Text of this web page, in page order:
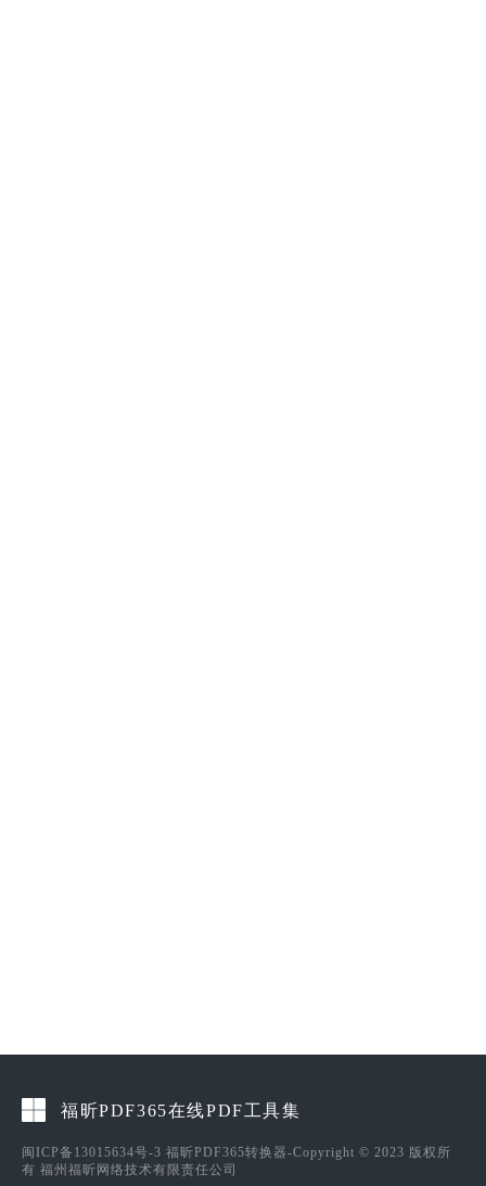
福昕PDF365在线PDF工具集
闽ICP备13015634号-3 福昕PDF365转换器-Copyright © 2023 版权所
有 福州福昕网络技术有限责任公司